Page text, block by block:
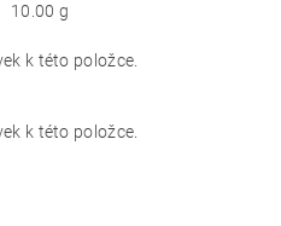
10.00 g
k této položce.
k této položce.